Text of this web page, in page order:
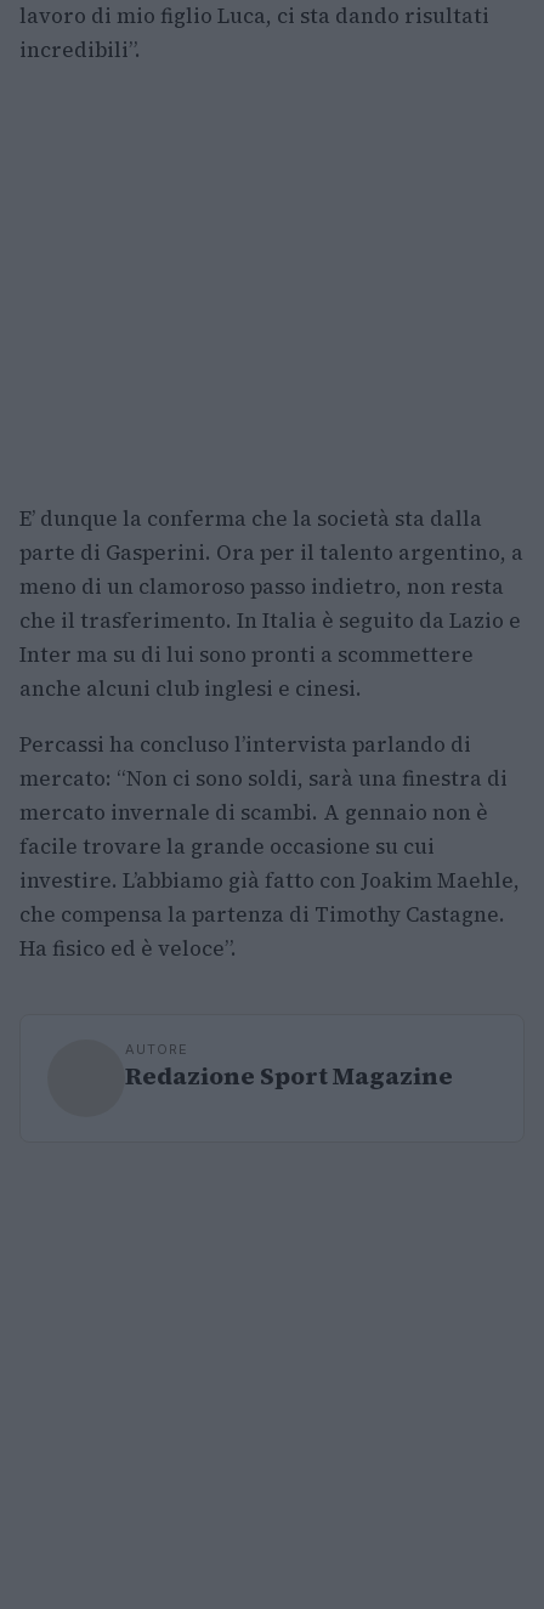
lavoro di mio figlio Luca, ci sta dando risultati
incredibili”.
E’ dunque la conferma che la società sta dalla
parte di Gasperini. Ora per il talento argentino, a
meno di un clamoroso passo indietro, non resta
che il trasferimento. In Italia è seguito da Lazio e
Inter ma su di lui sono pronti a scommettere
anche alcuni club inglesi e cinesi.
Percassi ha concluso l’intervista parlando di
mercato: “Non ci sono soldi, sarà una finestra di
mercato invernale di scambi. A gennaio non è
facile trovare la grande occasione su cui
investire. L’abbiamo già fatto con Joakim Maehle,
che compensa la partenza di Timothy Castagne.
Ha fisico ed è veloce”.
AUTORE
Redazione Sport Magazine